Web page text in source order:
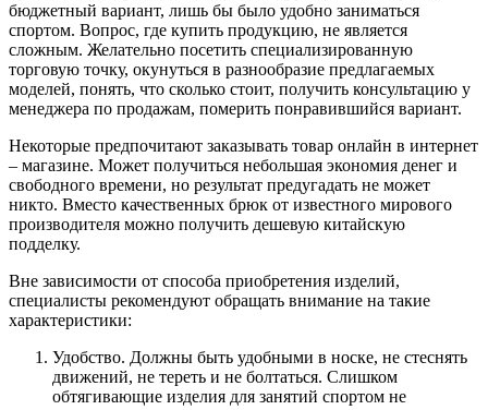
бюджетный вариант, лишь бы было удобно заниматься
спортом. Вопрос, где купить продукцию, не является
сложным. Желательно посетить специализированную
торговую точку, окунуться в разнообразие предлагаемых
моделей, понять, что сколько стоит, получить консультацию у
менеджера по продажам, померить понравившийся вариант.
Некоторые предпочитают заказывать товар онлайн в интернет
– магазине. Может получиться небольшая экономия денег и
свободного времени, но результат предугадать не может
никто. Вместо качественных брюк от известного мирового
производителя можно получить дешевую китайскую
подделку.
Вне зависимости от способа приобретения изделий,
специалисты рекомендуют обращать внимание на такие
характеристики:
Удобство. Должны быть удобными в носке, не стеснять
движений, не тереть и не болтаться. Слишком
обтягивающие изделия для занятий спортом не